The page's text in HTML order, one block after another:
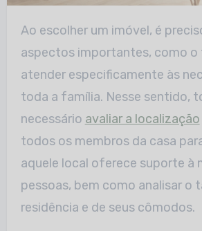
Ao escolher um imóvel, é preciso avaliar alguns
aspectos importantes, como o
atender especificamente às
toda a família. Nesse sentido,
necessário avaliar a localização
todos os membros da casa
aquele local oferece suporte à
pessoas, bem como analisar o
residência e de seus cômodos.